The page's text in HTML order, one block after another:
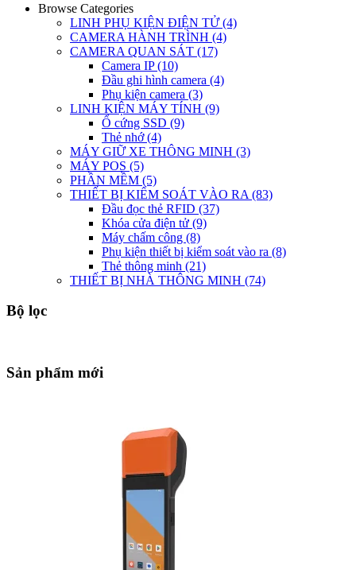
Browse Categories
LINH PHỤ KIỆN ĐIỆN TỬ(4)
CAMERA HÀNH TRÌNH (4)
CAMERA QUAN SÁT (17)
Camera IP(10)
Đầu ghi hình camera (4)
Phụ kiện camera (3)
LINH KIỆN MÁY TÍNH (9)
Ổ cứng SSD (9)
Thẻ nhớ(4)
MÁY GIỮ XE THÔNG MINH (3)
MÁY POS (5)
PHẦN MỀM (5)
THIẾT BỊ KIỂM SOÁT VÀO RA (83)
Đầu đọc thẻ RFID (37)
Khóa cửa điện tử (9)
Máy chấm công (8)
Phụ kiện thiết bị kiểm soát vào ra (8)
Thẻ thông minh (21)
THIẾT BỊ NHÀ THÔNG MINH (74)
Bộ lọc
Sản phẩm mới